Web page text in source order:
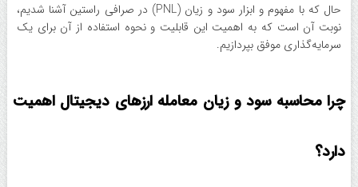
حال که با مفهوم و ابزار سود و زیان (PNL) در صرافی راستین آشنا شدیم،
نوبت آن است که به اهمیت این قابلیت و نحوه استفاده از آن برای یک
سرمایه‌گذاری موفق بپردازیم.
چرا محاسبه سود و زیان معامله ارزهای دیجیتال اهمیت
دارد؟